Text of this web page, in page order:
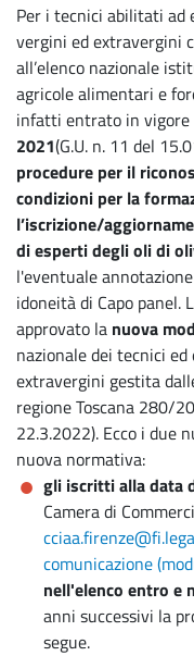
Per i tecnici abilitati ad
vergini ed extravergini
all’elenco nazionale
agricole alimentari e
infatti entrato in vigore
2021(G.U. n. 11 del
procedure per il
condizioni per la
l’iscrizione/
di esperti degli oli di
l'eventuale
idoneità di Capo panel.
approvato la nuova
nazionale dei tecnici
extravergini gestita
regione Toscana 280/
22.3.2022). Ecco i due
nuova normativa:
gli iscritti alla data
Camera di
comunicazione
nell'elenco entro e
anni successivi la
segue.